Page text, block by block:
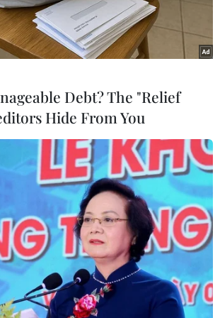
dầnchương trình kích thích kinh
Liên bang Mỹ (Fed).
dầu ngọt nhẹ New York giao
giá dầu Brent Biển Bắc giao
giảm 34 xu xuống109,81
tích nhận định sau khi biên bản
tháng Bảy vừa quacủa Fed được
giao dịch trên thị trường dầu
sátsao những cuộc thảo luận
trình nới lỏng định lượng
bản này, các quan chức Fed vẫn
về thời điểm sẽ thu hẹp QE3.
Debt? The "Relief
Hide From You